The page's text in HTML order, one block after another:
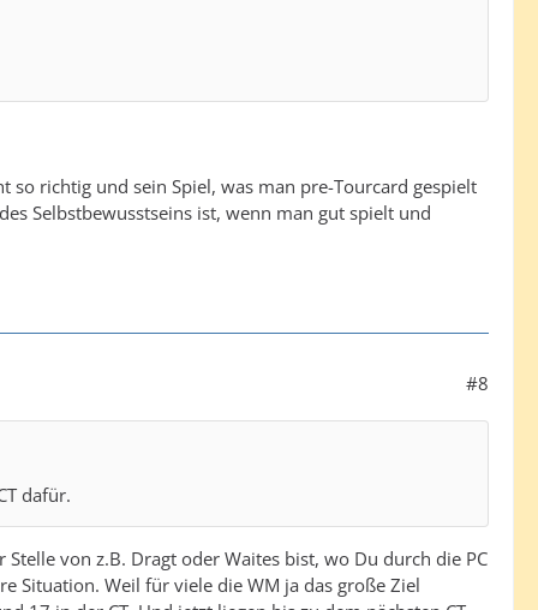
so richtig und sein Spiel, was man pre-Tourcard gespielt
Selbstbewusstseins ist, wenn man gut spielt und
#8
dafür.
von z.B. Dragt oder Waites bist, wo Du durch die PC
Situation. Weil für viele die WM ja das große Ziel